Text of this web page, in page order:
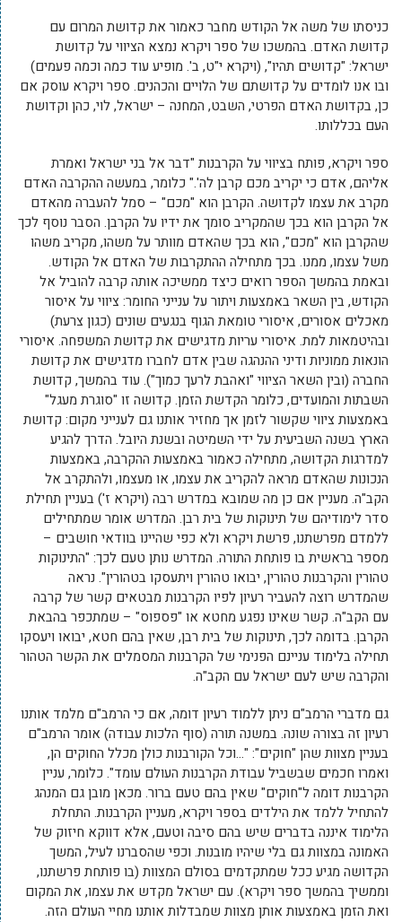
כניסתו של משה אל הקודש מחבר כאמור את קדושת המרום עם
קדושת האדם. בהמשכו של ספר ויקרא נמצא הציווי על קדושת
ישראל: "קדושים תהיו", (ויקרא י"ט, ב'. מופיע עוד כמה וכמה פעמים)
ובו אנו לומדים על קדושתם של הלויים והכהנים. ספר ויקרא עוסק אם
כן, בקדושת האדם הפרטי, השבט, המחנה – ישראל, לוי, כהן וקדושת
העם בכללותו.
ספר ויקרא, פותח בציווי על הקרבנות "דבר אל בני ישראל ואמרת
אליהם, אדם כי יקריב מכם קרבן לה'." כלומר, במעשה ההקרבה האדם
מקרב את עצמו לקדושה. הקרבן הוא "מכם" – סמל להעברה מהאדם
אל הקרבן הוא בכך שהמקריב סומך את ידיו על הקרבן. הסבר נוסף לכך
שהקרבן הוא "מכם", הוא בכך שהאדם מוותר על משהו, מקריב משהו
משל עצמו, ממנו. בכך מתחילה ההתקרבות של האדם אל הקודש.
ובאמת בהמשך הספר רואים כיצד ממשיכה אותה קרבה להוביל אל
הקודש, בין השאר באמצעות ויתור על ענייני החומר: ציווי על איסור
מאכלים אסורים, איסורי טומאת הגוף בנגעים שונים (כגון צרעת)
ובהיטמאות למת. איסורי עריות מדגישים את קדושת המשפחה. איסורי
הונאות ממוניות ודיני ההנהגה שבין אדם לחברו מדגישים את קדושת
החברה (ובין השאר הציווי "ואהבת לרעך כמוך"). עוד בהמשך, קדושת
השבתות והמועדים, כלומר הקדשת הזמן. קדושה זו "סוגרת מעגל"
באמצעות ציווי שקשור לזמן אך מחזיר אותנו גם לענייני מקום: קדושת
הארץ בשנה השביעית על ידי השמיטה ובשנת היובל. הדרך להגיע
למדרגות הקדושה, מתחילה כאמור באמצעות ההקרבה, באמצעות
הנכונות שהאדם מראה להקריב את עצמו, או מעצמו, ולהתקרב אל
הקב"ה. מעניין אם כן מה שמובא במדרש רבה (ויקרא ז') בעניין תחילת
סדר לימודיהם של תינוקות של בית רבן. המדרש אומר שמתחילים
ללמדם מפרשתנו, פרשת ויקרא ולא כפי שהיינו בוודאי חושבים –
מספר בראשית בו פותחת התורה. המדרש נותן טעם לכך: "התינוקות
טהורין והקרבנות טהורין, יבואו טהורין ויתעסקו בטהורין". נראה
שהמדרש רוצה להעביר רעיון לפיו הקרבנות מבטאים קשר של קרבה
עם הקב"ה. קשר שאינו נפגע מחטא או "פספוס" – שמתכפר בהבאת
הקרבן. בדומה לכך, תינוקות של בית רבן, שאין בהם חטא, יבואו ויעסקו
תחילה בלימוד עניינם הפנימי של הקרבנות המסמלים את הקשר הטהור
והקרבה שיש לעם ישראל עם הקב"ה.
גם מדברי הרמב"ם ניתן ללמוד רעיון דומה, אם כי הרמב"ם מלמד אותנו
רעיון זה בצורה שונה. במשנה תורה (סוף הלכות עבודה) אומר הרמב"ם
בעניין מצוות שהן "חוקים": "…וכל הקורבנות כולן מכלל החוקים הן,
ואמרו חכמים שבשביל עבודת הקרבנות העולם עומד". כלומר, עניין
הקרבנות דומה ל"חוקים" שאין בהם טעם ברור. מכאן מובן גם המנהג
להתחיל ללמד את הילדים בספר ויקרא, מעניין הקרבנות. התחלת
הלימוד איננה בדברים שיש בהם סיבה וטעם, אלא דווקא חיזוק של
האמונה במצוות גם בלי שיהיו מובנות. וכפי שהסברנו לעיל, המשך
הקדושה מגיע ככל שמתקדמים בסולם המצוות (בו פותחת פרשתנו,
וממשיך בהמשך ספר ויקרא). עם ישראל מקדש את עצמו, את המקום
ואת הזמן באמצעות אותן מצוות שמבדלות אותנו מחיי העולם הזה.